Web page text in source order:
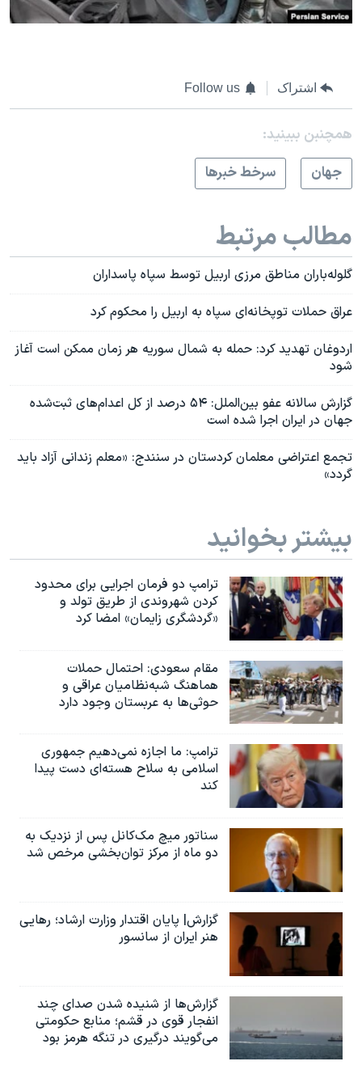
اشتراک Follow us
همچنبن ببینید:
جهان
سرخط خبرها
مطالب مرتبط
گلوله‌باران مناطق مرزی اربیل توسط سپاه پاسداران
عراق حملات توپخانه‌ای سپاه به اربیل را محکوم کرد
اردوغان تهدید کرد: حمله به شمال سوریه هر زمان ممکن است آغاز
شود
گزارش سالانه عفو بین‌الملل: ۵۴ درصد از کل اعدام‌های ثبت‌شده
جهان در ایران اجرا شده است
تجمع اعتراضی معلمان کردستان در سنندج: «معلم زندانی آزاد باید
گردد»
بیشتر بخوانید
ترامپ دو فرمان اجرایی برای محدود
کردن شهروندی از طریق تولد و
«گردشگری زایمان» امضا کرد
مقام سعودی: احتمال حملات
هماهنگ شبه‌نظامیان عراقی و
حوثی‌ها به عربستان وجود دارد
ترامپ: ما اجازه نمی‌دهیم جمهوری
اسلامی به سلاح هسته‌ای دست پیدا
کند
سناتور میچ مک‌کانل پس از نزدیک به
دو ماه از مرکز توان‌بخشی مرخص شد
گزارش| پایان اقتدار وزارت ارشاد؛ رهایی
هنر ایران از سانسور
گزارش‌ها از شنیده شدن صدای چند
انفجار قوی در قشم؛ منابع حکومتی
می‌گویند درگیری در تنگه هرمز بود